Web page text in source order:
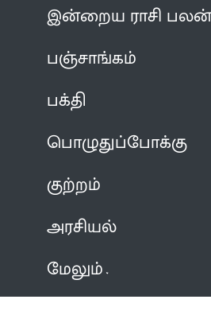
இன்றைய ராசி
பஞ்சாங்கம்
பக்தி
பொழுதுப்போக்கு
குற்றம்
அரசியல்
மேலும்